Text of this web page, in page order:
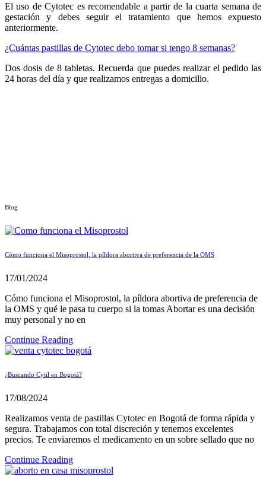
El uso de Cytotec es recomendable a partir de la cuarta semana de
gestación y debes seguir el tratamiento que hemos expuesto
anteriormente.
¿Cuántas pastillas de Cytotec debo tomar si tengo 8 semanas?
Dos dosis de 8 tabletas. Recuerda que puedes realizar el pedido las
24 horas del día y que realizamos entregas a domicilio.
Blog
Cómo funciona el Misoprostol, la píldora abortiva de preferencia de la OMS
17/01/2024
Cómo funciona el Misoprostol, la píldora abortiva de preferencia de
la OMS y qué le pasa tu cuerpo si la tomas Abortar es una decisión
muy personal y no en
Continue Reading
¿Buscando Cytil en Bogotá?
17/08/2024
Realizamos venta de pastillas Cytotec en Bogotá de forma rápida y
segura. Trabajamos con total discreción y tenemos excelentes
precios. Te enviaremos el medicamento en un sobre sellado que no
Continue Reading